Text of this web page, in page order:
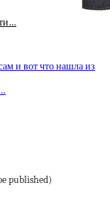
и вот что нашла из
published)